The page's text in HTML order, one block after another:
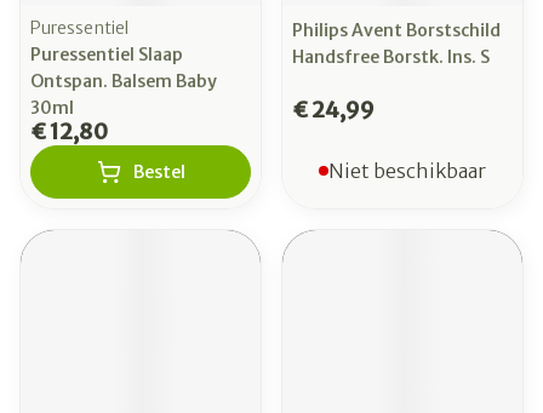
Puressentiel
Puressentiel Slaap
Ontspan. Balsem Baby
30ml
€ 12,80
Bestel
Philips Avent Borstschild
Handsfree Borstk. Ins. S
€ 24,99
Niet beschikbaar